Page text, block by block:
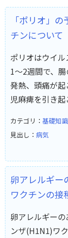
「ポリオ」
チンについて
ポリオはウイ
1～2週間で、
発熱、頭痛が
児麻痺を引き
カテゴリ： 基礎知識
見出し： 病気
卵アレルギー
ワクチンの接
卵アレルギー
ンザ(H1N1)ワ